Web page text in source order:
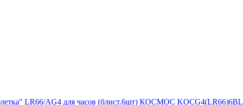
LR66/AG4 для часов (блист.6шт) КОСМОС KOCG4(LR66)6BL